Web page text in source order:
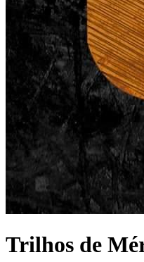
Trilhos de